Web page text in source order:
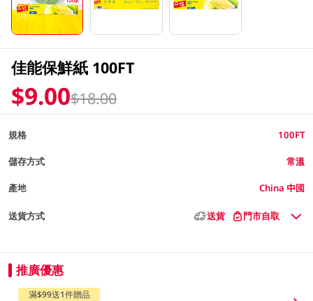
佳能保鮮紙 100FT
$9.00$18.00
規格 100FT
儲存方式 常溫
產地 China 中國
送貨方式 送貨 門市自取
推廣優惠
滿$99送1件贈品